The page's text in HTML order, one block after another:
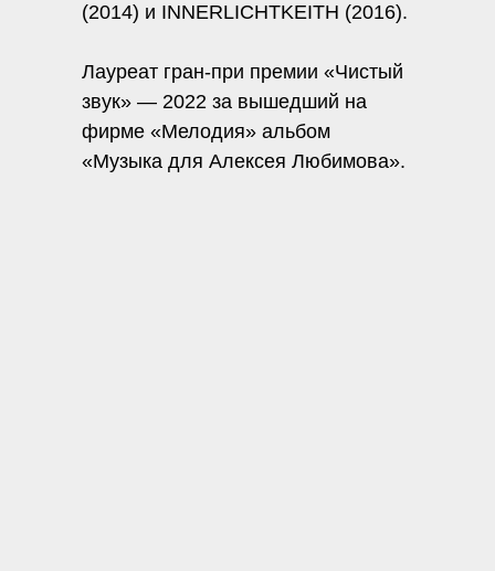
(2014) и INNERLICHTKEITH (2016).
Лауреат гран-при премии «Чистый
звук» — 2022 за вышедший на
фирме «Мелодия» альбом
«Музыка для Алексея Любимова».